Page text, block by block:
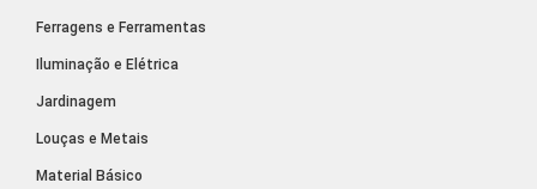
Ferragens e Ferramentas
Iluminação e Elétrica
Jardinagem
Louças e Metais
Material Básico